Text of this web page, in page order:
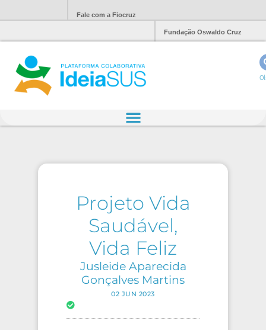
Fale com a Fiocruz
Fundação Oswaldo Cruz
Projeto Vida
Saudável,
Vida Feliz
Jusleide Aparecida
Gonçalves Martins
02 JUN 2023